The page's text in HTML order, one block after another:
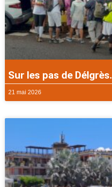
Sur les pas de Délgrès.
21 mai 2026